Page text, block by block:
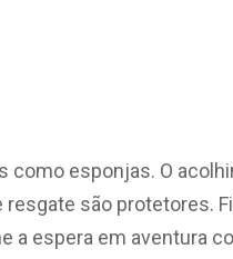
como esponjas. O
resgate são protetores.
a espera em aventura